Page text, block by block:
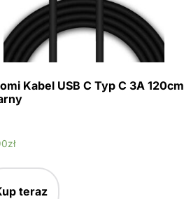
Kabel USB C Typ C 3A 120cm
zł
teraz